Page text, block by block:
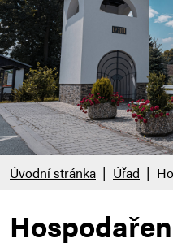
Úvodní stránka Úřad